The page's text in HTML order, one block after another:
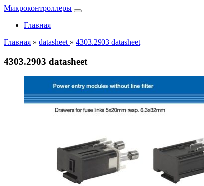
Микроконтроллеры
Главная
Главная » datasheet » 4303.2903 datasheet
4303.2903 datasheet